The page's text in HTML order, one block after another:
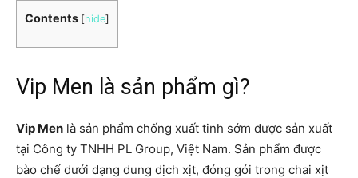
Contents [hide]
Vip Men là sản phẩm gì?
Vip Men là sản phẩm chống xuất tinh sớm được sản xuất
tại Công ty TNHH PL Group, Việt Nam. Sản phẩm được
bào chế dưới dạng dung dịch xịt, đóng gói trong chai xịt